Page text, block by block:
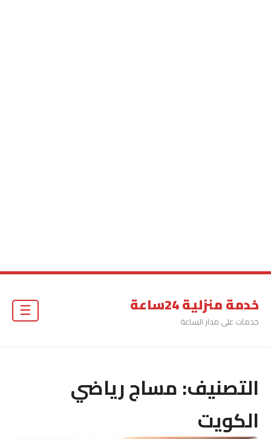
خدمة منزلية 24ساعة
خدمات على مدار الساعة
☰
التصنيف:مساج رياضي
الكويت